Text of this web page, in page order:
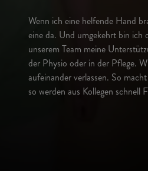
Wenn ich eine helfende Hand
eine da. Und umgekehrt bin ich
unserem Team meine
der Physio oder in der Pflege.
aufeinander verlassen. So
so werden aus Kollegen schnell